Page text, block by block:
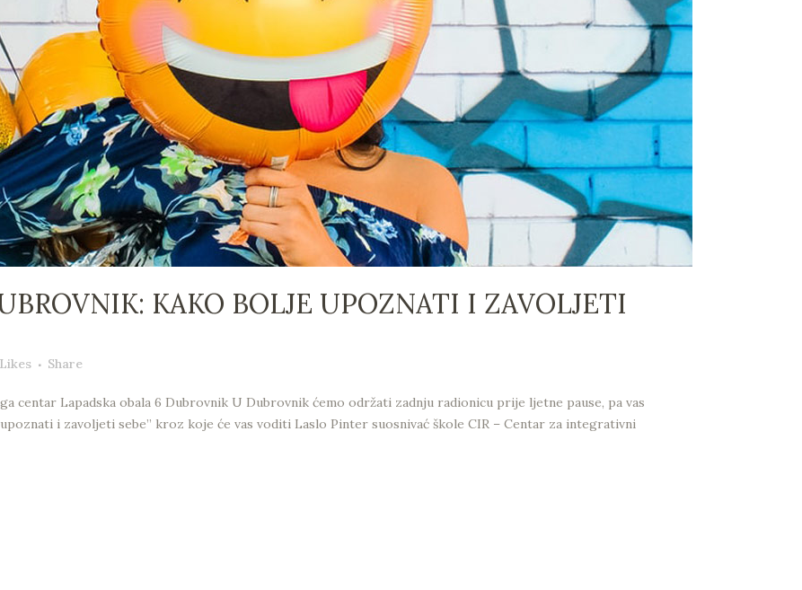
KAKO BOLJE UPOZNATI I ZAVOLJETI
Likes Share
centar Lapadska obala 6 Dubrovnik U Dubrovnik ćemo održati zadnju radionicu prije ljetne pause, pa vas
i zavoljeti sebe” kroz koje će vas voditi Laslo Pinter suosnivać škole CIR – Centar za integrativni